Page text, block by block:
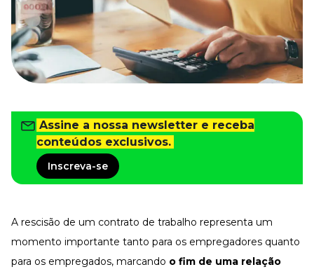
Imprensa
VR na Imprensa
Cursos
Cursos
Todos os Cursos
Explore o nosso acervo
Departamento Pessoal
Para simplificar os processos
Gestão de Empresas e Negócios
Gestão de Pessoas e Liderança
Capacitação com especialistas
Recursos Humanos
Fortaleça a cultura organizacional
Assine a nossa newsletter e receba
conteúdos exclusivos.
Inscreva-se
A rescisão de um contrato de trabalho representa um
momento importante tanto para os empregadores quanto
para os empregados, marcando o fim de uma relação